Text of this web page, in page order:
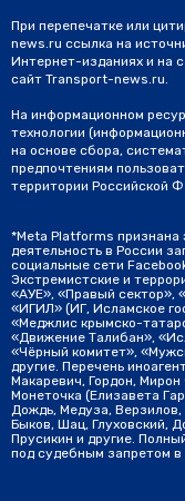
При перепечатке или
news.ru ссылка на
Интернет-изданиях и на
сайт Transport-news.ru.
На информационном
технологии
на основе сбора,
предпочтениям
территории Российской
*Meta Platforms признана
деятельность в России
социальные сети
Экстремистские и
«АУЕ», «Правый сектор»,
«ИГИЛ» (ИГ, Исламское
«Меджлис крымско-
«Движение Талибан»,
«Чёрный комитет»,
другие. Перечень
Макаревич, Гордон,
Монеточка (Елизавета
Дождь, Медуза, Верзилов,
Быков, Шац, Глуховский,
Прусикин и другие.
под судебным запретом